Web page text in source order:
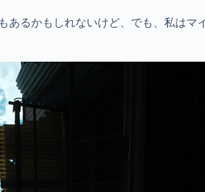
るかもしれないけど、でも、私はマ